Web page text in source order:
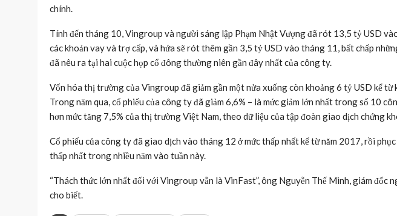
chính.
Tính đến tháng 10, Vingroup và người sáng lập Phạm Nhật Vượng đã rót 13,5 tỷ USD
các khoản vay và trợ cấp, và hứa sẽ rót thêm gần 3,5 tỷ USD vào tháng 11, bất chấp
đã nêu ra tại hai cuộc họp cổ đông thường niên gần đây nhất của công ty.
Vốn hóa thị trường của Vingroup đã giảm gần một nửa xuống còn khoảng 6 tỷ USD kể
Trong năm qua, cổ phiếu của công ty đã giảm 6,6% – là mức giảm lớn nhất trong số 10
hơn mức tăng 7,5% của thị trường Việt Nam, theo dữ liệu của tập đoàn giao dịch chứng
Cổ phiếu của công ty đã giao dịch vào tháng 12 ở mức thấp nhất kể từ năm 2017, rồi
thấp nhất trong nhiều năm vào tuần này.
“Thách thức lớn nhất đối với Vingroup vẫn là VinFast”, ông Nguyễn Thế Minh, giám đốc
cho biết.